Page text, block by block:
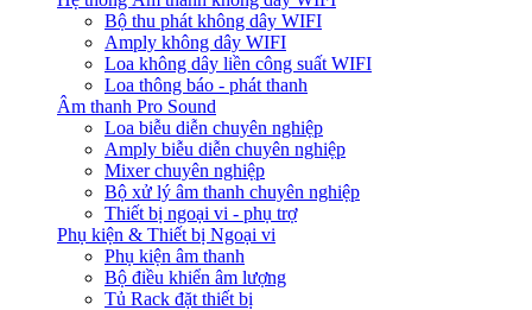
Bộ thu phát không dây WIFI
Amply không dây WIFI
Loa không dây liền công suất WIFI
Loa thông báo - phát thanh
Âm thanh Pro Sound
Loa biễu diễn chuyên nghiệp
Amply biễu diễn chuyên nghiệp
Mixer chuyên nghiệp
Bộ xử lý âm thanh chuyên nghiệp
Thiết bị ngoại vi - phụ trợ
Phụ kiện & Thiết bị Ngoại vi
Phụ kiện âm thanh
Bộ điều khiển âm lượng
Tủ Rack đặt thiết bị